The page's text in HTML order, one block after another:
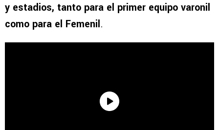
y estadios, tanto para el primer equipo varonil
como para el Femenil.